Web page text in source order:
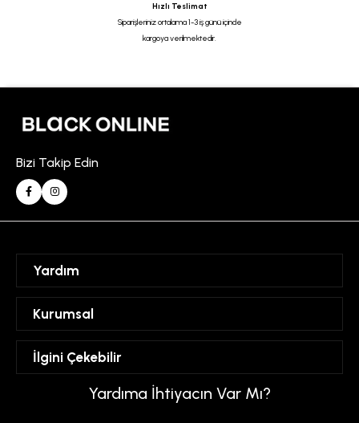
Hızlı Teslimat
Siparişleriniz ortalama 1-3 iş günü içinde
kargoya verilmektedir.
Bizi Takip Edin
Yardım
Hesabım
Favorilerim
Kurumsal
Mesafeli Satış Sözleşmesi
Üyelik Sözleşmesi
Gizlilik ve Güvenlik Politikası
İlgini Çekebilir
Yardıma İhtiyacın Var Mı?